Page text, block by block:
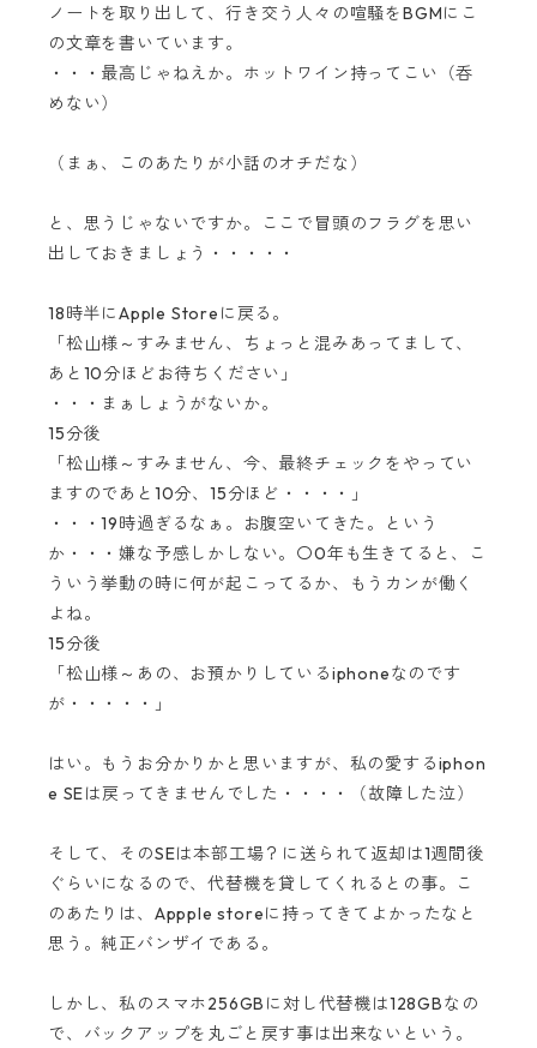
ノートを取り出して、行き交う人々の喧騒をBGMにこ
の文章を書いています。
・・・最高じゃねえか。ホットワイン持ってこい（呑
めない）
（まぁ、このあたりが小話のオチだな）
と、思うじゃないですか。ここで冒頭のフラグを思い
出しておきましょう・・・・・
18時半にApple Storeに戻る。
「松山様～すみません、ちょっと混みあってまして、
あと10分ほどお待ちください」
・・・まぁしょうがないか。
15分後
「松山様～すみません、今、最終チェックをやってい
ますのであと10分、15分ほど・・・・」
・・・19時過ぎるなぁ。お腹空いてきた。という
か・・・嫌な予感しかしない。〇0年も生きてると、こ
ういう挙動の時に何が起こってるか、もうカンが働く
よね。
15分後
「松山様～あの、お預かりしているiphoneなのです
が・・・・・」
はい。もうお分かりかと思いますが、私の愛するiphon
e SEは戻ってきませんでした・・・・（故障した泣）
そして、そのSEは本部工場？に送られて返却は1週間後
ぐらいになるので、代替機を貸してくれるとの事。こ
のあたりは、Appple storeに持ってきてよかったなと
思う。純正バンザイである。
しかし、私のスマホ256GBに対し代替機は128GBなの
で、バックアップを丸ごと戻す事は出来ないという。